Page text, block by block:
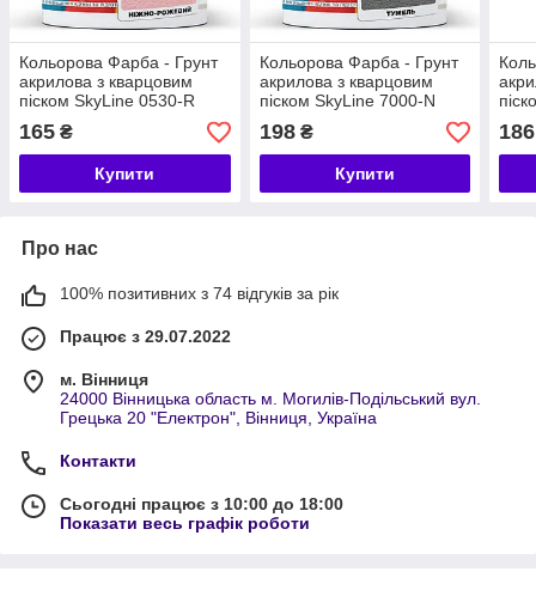
Кольорова Фарба - Грунт
акрилова з кварцовим
піском SkyLine 0530-R
Ніжно-рожевий 1,4 кг
165 ₴
Купити
Кольорова Фарба - Грунт
акрилова з кварцовим
піском SkyLine 7000-N
Тумель 1,4 кг
198₴
Купити
186
Про нас
100% позитивних з 74 відгуків за рік
Працює з 29.07.2022
м. Вінниця
24000 Вінницька область м. Могилів-Подільський вул.
Грецька 20 "Електрон", Вінниця, Україна
Контакти
Сьогодні працює з 10:00 до 18:00
Показати весь графік роботи